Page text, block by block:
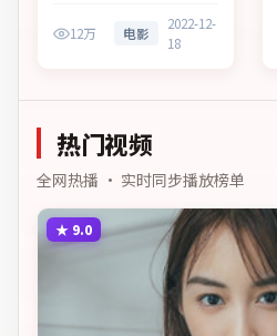
惊悚作品。在科技与人性的
交界处，叙事围绕人物抉择
观赏性与现实意义。
12万 电影
2022-12-
18
热门视频
全网热播 · 实时同步播放榜单
★ 9.0